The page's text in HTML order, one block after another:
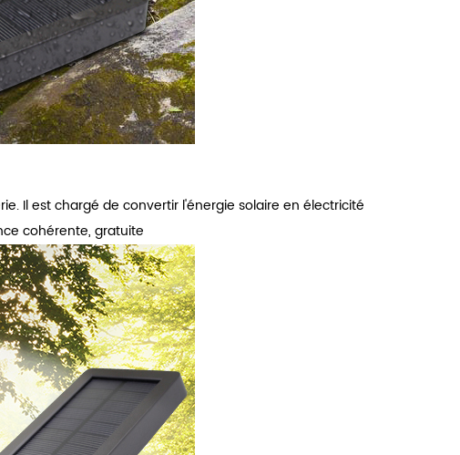
Il est chargé de convertir l'énergie solaire en électricité
cohérente, gratuite